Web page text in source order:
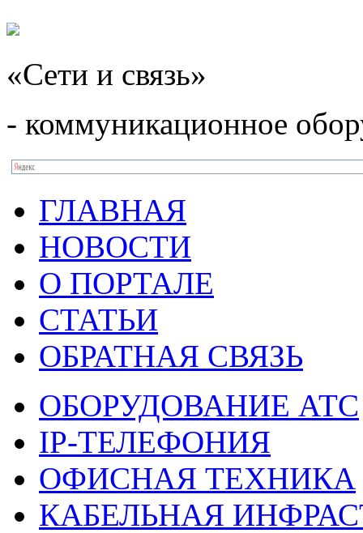
«Сети и связь»
- коммуникационное
ГЛАВНАЯ
НОВОСТИ
О ПОРТАЛЕ
СТАТЬИ
ОБРАТНАЯ СВЯЗЬ
ОБОРУДОВАНИЕ АТС
IP-ТЕЛЕФОНИЯ
ОФИСНАЯ ТЕХНИКА
КАБЕЛЬНАЯ